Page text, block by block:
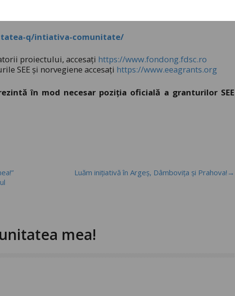
accesează site-ul nostru oficial, secțiunea ”Inițiativă
q/intiativa-comunitate/
proiectului, accesați https://www.fondong.fdsc.ro
SEE și norvegiene accesați https://www.eeagrants.org
în mod necesar poziția oficială a granturilor SEE
Luăm inițiativă în Argeș, Dâmbovița și Prahova!→
mea!